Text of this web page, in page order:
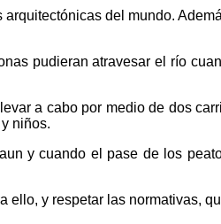
del mundo.
pudieran atravesar el río
a cabo por medio de dos
niños.
y cuando el pase de los
y respetar las normativas,